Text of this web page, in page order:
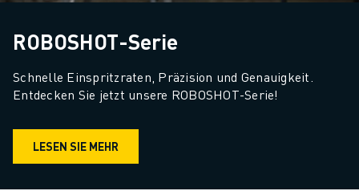
ROBOSHOT-Serie
Schnelle Einspritzraten, Präzision und Genauigkeit.
Entdecken Sie jetzt unsere ROBOSHOT-Serie!
LESEN SIE MEHR